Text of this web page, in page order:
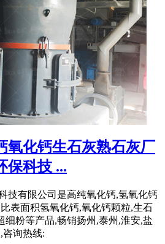
氧化钙生石灰熟石灰厂
保科技 ...
技有限公司是高纯氧化钙,氢氧化钙
表面积氢氧化钙,氧化钙颗粒,生石
细粉等产品,畅销扬州,泰州,淮安,盐
咨询热线: